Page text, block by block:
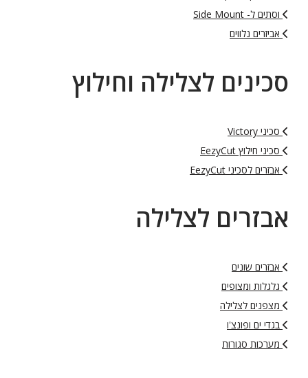
וסתים ל- Side Mount
אביזרים נלווים
סכינים לצלילה וחילוץ
סכיני Victory
סכיני חילוץ EezyCut
אבזרים לסכיני EezyCut
אבזרים לצלילה
אבזרים שונים
גלגלות ומצופים
מצפנים לצלילה
בגדי ים ופונצ'ו
מערכות סגורות